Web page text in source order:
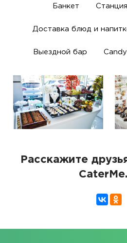
Банкет
Доставка блюд и
Выездной бар
Расскажите